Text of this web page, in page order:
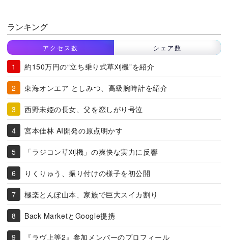
ランキング
アクセス数 シェア数
約150万円の“立ち乗り式草刈機”を紹介
東海オンエア としみつ、高級腕時計を紹介
西野未姫の長女、父を恋しがり号泣
宮本佳林 AI開発の原点明かす
「ラジコン草刈機」の爽快な実力に反響
りくりゅう、振り付けの様子を初公開
極楽とんぼ山本、家族で巨大スイカ割り
Back MarketとGoogle提携
『ラヴ上等2』参加メンバーのプロフィール